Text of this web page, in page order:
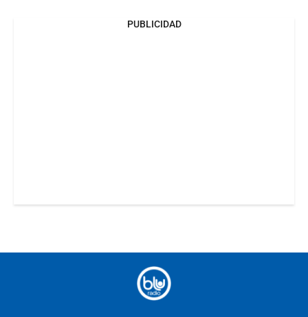
PUBLICIDAD